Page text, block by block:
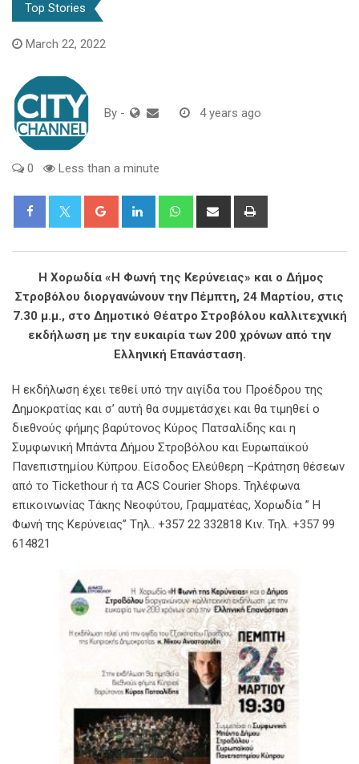
Top Stories
March 22, 2022
By - 4 years ago
0 Less than a minute
Google+ LinkedIn WhatsappShare
Η Χορωδία «Η Φωνή της Κερύνειας» και ο Δήμος
Στροβόλου διοργανώνουν την Πέμπτη, 24 Μαρτίου, στις
7.30 μ.μ., στο Δημοτικό Θέατρο Στροβόλου καλλιτεχνική
εκδήλωση με την ευκαιρία των 200 χρόνων από την
Ελληνική Επανάσταση.
Η εκδήλωση έχει τεθεί υπό την αιγίδα του Προέδρου της
Δημοκρατίας και σ’ αυτή θα συμμετάσχει και θα τιμηθεί ο
διεθνούς φήμης βαρύτονος Κύρος Πατσαλίδης και η
Συμφωνική Μπάντα Δήμου Στροβόλου και Ευρωπαϊκού
Πανεπιστημίου Κύπρου. Είσοδος Ελεύθερη –Κράτηση θέσεων
από τo Tickethour ή τα ACS Courier Shops. Τηλέφωνα
επικοινωνίας Τάκης Νεοφύτου, Γραμματέας, Χορωδία ” Η
Φωνή της Κερύνειας” Tηλ.. +357 22 332818 Κιν. Τηλ. +357 99
614821